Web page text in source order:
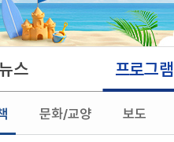
스 프로그램
문화/교양 보도